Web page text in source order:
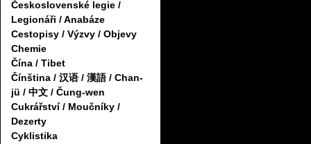
Československé legie /
Legionáři / Anabáze
Cestopisy / Výzvy / Objevy
Chemie
Čína / Tibet
Čínština / 汉语 / 漢語 / Chan-
jü / 中文 / Čung-wen
Cukrářství / Moučníky /
Dezerty
Cyklistika